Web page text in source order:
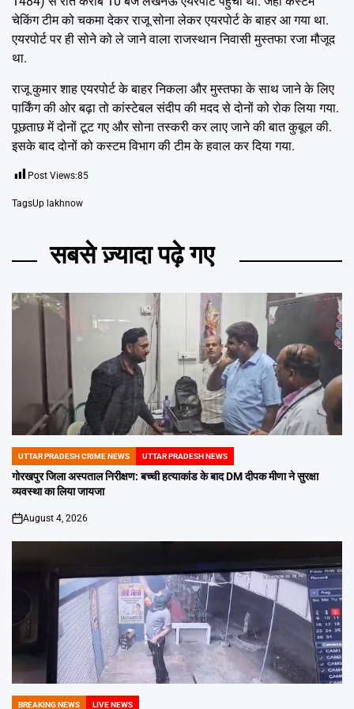
चेकिंग टीम को चकमा देकर राजू सोना लेकर एयरपोर्ट के बाहर आ गया था.
एयरपोर्ट पर ही सोने को ले जाने वाला राजस्थान निवासी मुस्तफा रजा मौजूद
था.
राजू कुमार शाह एयरपोर्ट के बाहर निकला और मुस्तफा के साथ जाने के लिए
पार्किंग की ओर बढ़ा तो कांस्टेबल संदीप की मदद से दोनों को रोक लिया गया.
पूछताछ में दोनों टूट गए और सोना तस्करी कर लाए जाने की बात कुबूल की.
इसके बाद दोनों को कस्टम विभाग की टीम के हवाल कर दिया गया.
Post Views:85
TagsUp lakhnow
सबसे ज़्यादा पढ़े गए
POSTED
IN
UTTAR PRADESH CRIME NEWS UTTAR PRADESH NEWS
गोरखपुर जिला अस्पताल निरीक्षण: बच्ची हत्याकांड के बाद DM दीपक मीणा ने सुरक्षा
व्यवस्था का लिया जायजा
on
August 4, 2026
BREAKING NEWS LIVE NEWS